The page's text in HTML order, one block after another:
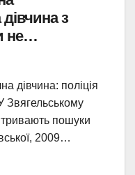
з
не
дівчина: поліція
Звягельському
тривають пошуки
2009…